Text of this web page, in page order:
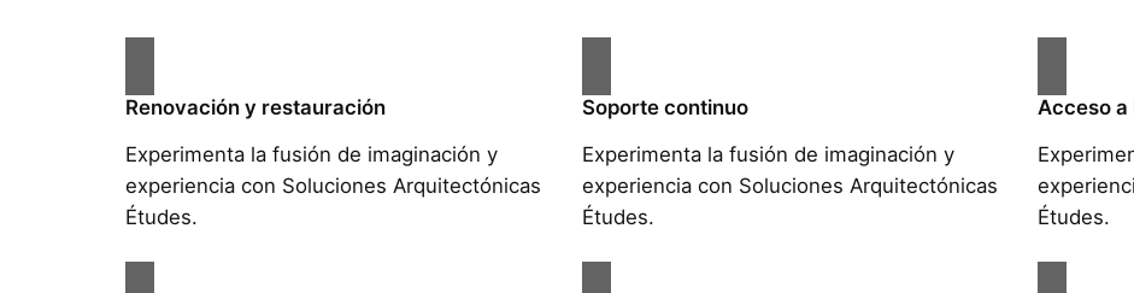
Renovación y restauración
Experimenta la fusión de imaginación y
experiencia con Soluciones Arquitectónicas
Études.
Soporte continuo
Experimenta la fusión de imaginación y
experiencia con Soluciones Arquitectónicas
Études.
Acceso a
Études.